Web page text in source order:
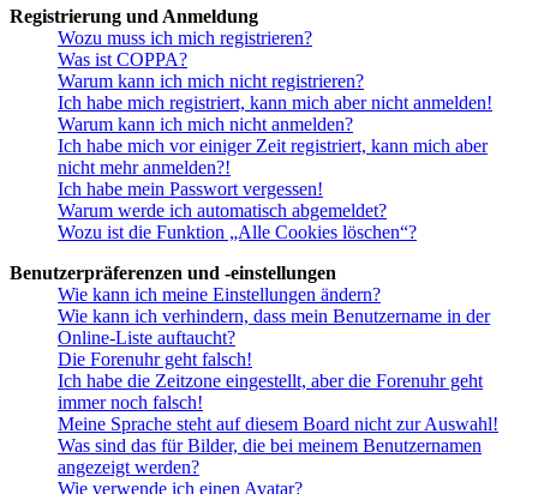
Registrierung und Anmeldung
Wozu muss ich mich registrieren?
Was ist COPPA?
Warum kann ich mich nicht registrieren?
Ich habe mich registriert, kann mich aber nicht anmelden!
Warum kann ich mich nicht anmelden?
Ich habe mich vor einiger Zeit registriert, kann mich aber
nicht mehr anmelden?!
Ich habe mein Passwort vergessen!
Warum werde ich automatisch abgemeldet?
Wozu ist die Funktion „Alle Cookies löschen“?
Benutzerpräferenzen und -einstellungen
Wie kann ich meine Einstellungen ändern?
Wie kann ich verhindern, dass mein Benutzername in der
Online-Liste auftaucht?
Die Forenuhr geht falsch!
Ich habe die Zeitzone eingestellt, aber die Forenuhr geht
immer noch falsch!
Meine Sprache steht auf diesem Board nicht zur Auswahl!
Was sind das für Bilder, die bei meinem Benutzernamen
angezeigt werden?
Wie verwende ich einen Avatar?